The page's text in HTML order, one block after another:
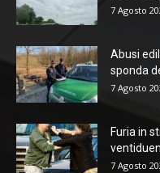
7 Agosto
Abusi
sponda
7 Agosto
Furia in
7 Agosto